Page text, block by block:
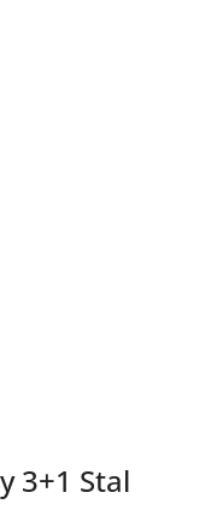
3+1 Stal